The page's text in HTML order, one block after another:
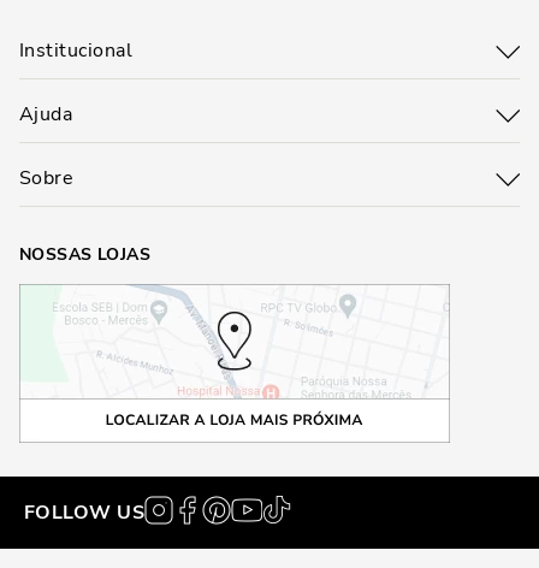
Institucional
Ajuda
Sobre
NOSSAS LOJAS
FOLLOW US